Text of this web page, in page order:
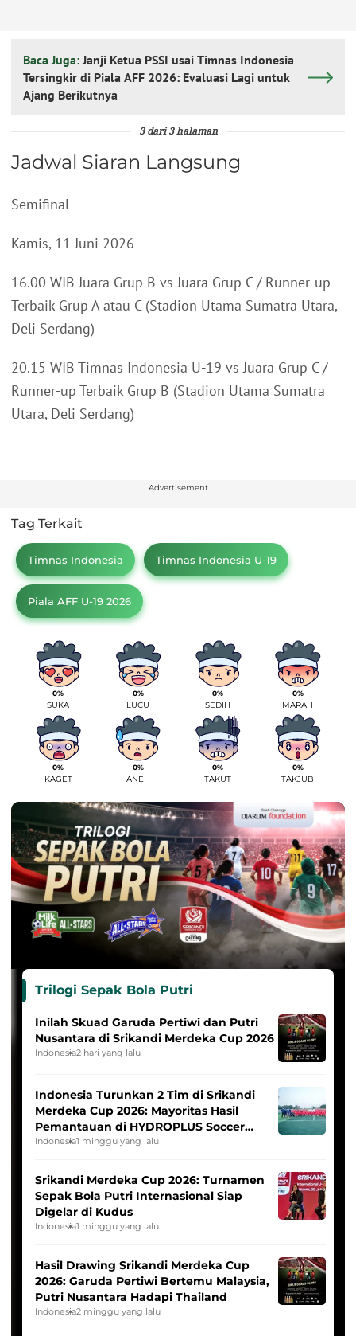
Baca Juga:Janji Ketua PSSI usai Timnas Indonesia
Tersingkir di Piala AFF 2026: Evaluasi Lagi untuk
Ajang Berikutnya
3 dari 3 halaman
Jadwal Siaran Langsung
Semifinal
Kamis, 11 Juni 2026
16.00 WIB Juara Grup B vs Juara Grup C / Runner-up
Terbaik Grup A atau C (Stadion Utama Sumatra Utara,
Deli Serdang)
20.15 WIB Timnas Indonesia U-19 vs Juara Grup C /
Runner-up Terbaik Grup B (Stadion Utama Sumatra
Utara, Deli Serdang)
Advertisement
Tag Terkait
Timnas Indonesia Timnas Indonesia U-19
Piala AFF U-19 2026
0%
SUKA
0%
LUCU
0%
SEDIH
0%
MARAH
0%
KAGET
0%
ANEH
0%
TAKUT
0%
TAKJUB
Trilogi Sepak Bola Putri
Inilah Skuad Garuda Pertiwi dan Putri
Nusantara di Srikandi Merdeka Cup 2026
Indonesia2 hari yang lalu
Indonesia Turunkan 2 Tim di Srikandi
Merdeka Cup 2026: Mayoritas Hasil
Pemantauan di HYDROPLUS Soccer
League
Indonesia1 minggu yang lalu
Srikandi Merdeka Cup 2026: Turnamen
Sepak Bola Putri Internasional Siap
Digelar di Kudus
Indonesia1 minggu yang lalu
Hasil Drawing Srikandi Merdeka Cup
2026: Garuda Pertiwi Bertemu Malaysia,
Putri Nusantara Hadapi Thailand
Indonesia2 minggu yang lalu